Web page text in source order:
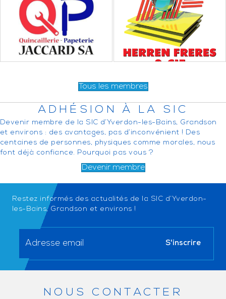
Tous les membres
ADHÉSION À LA SIC
Devenir membre de la SIC d’Yverdon-les-Bains, Grandson
et environs : des avantages, pas d’inconvénient ! Des
centaines de personnes, physiques comme morales, nous
font déjà confiance. Pourquoi pas vous ?
Devenir membre
Restez informés des actualités de la SIC d’Yverdon-
les-Bains, Grandson et environs !
NOUS CONTACTER